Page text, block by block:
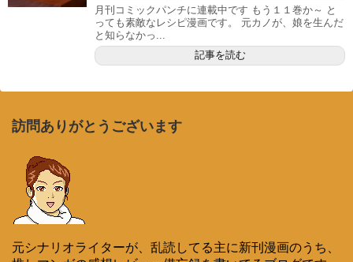
月刊コミックパンチに連載中です もう１１巻か～ と
っても素敵なレシピ漫画です。 元カノが、娘を生んだ
と知らなかっ...
記事を読む
訪問ありがとうございます
元シナリオライターが、乱読してる主に新刊漫画のうち、